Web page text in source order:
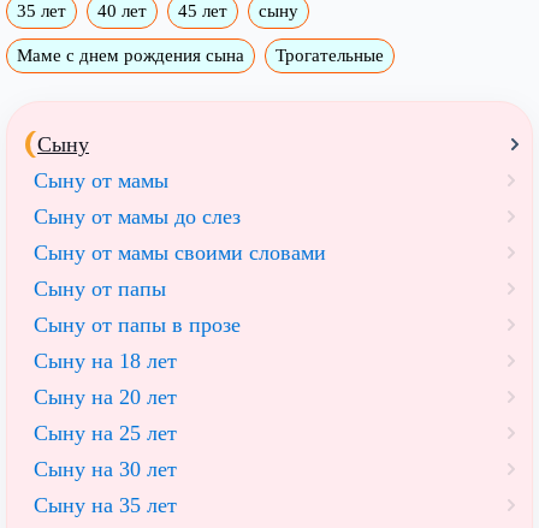
35 лет 40 лет 45 лет сыну
Маме с днем рождения сына Трогательные
Сыну
Сыну от мамы
Сыну от мамы до слез
Сыну от мамы своими словами
Сыну от папы
Сыну от папы в прозе
Сыну на 18 лет
Сыну на 20 лет
Cыну на 25 лет
Сыну на 30 лет
Сыну на 35 лет